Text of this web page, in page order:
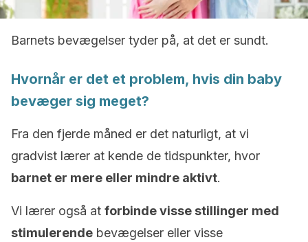
Barnets bevægelser tyder på, at det er sundt.
Hvornår er det et problem, hvis din baby
bevæger sig meget?
Fra den fjerde måned er det naturligt, at vi
gradvist lærer at kende de tidspunkter, hvor
barnet er mere eller mindre aktivt.
Vi lærer også at forbinde visse stillinger med
stimulerende bevægelser eller visse